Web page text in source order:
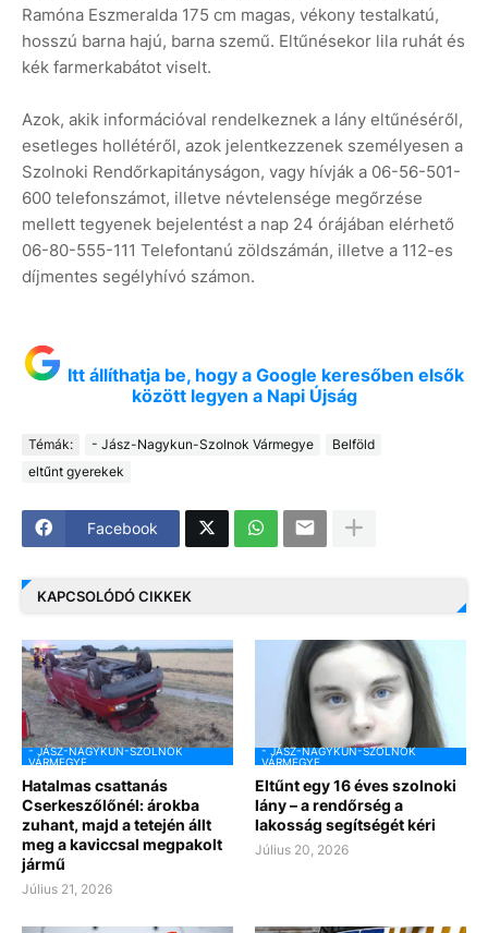
Ramóna Eszmeralda 175 cm magas, vékony testalkatú,
hosszú barna hajú, barna szemű. Eltűnésekor lila ruhát és
kék farmerkabátot viselt.
Azok, akik információval rendelkeznek a lány eltűnéséről,
esetleges hollétéről, azok jelentkezzenek személyesen a
Szolnoki Rendőrkapitányságon, vagy hívják a 06-56-501-
600 telefonszámot, illetve névtelensége megőrzése
mellett tegyenek bejelentést a nap 24 órájában elérhető
06-80-555-111 Telefontanú zöldszámán, illetve a 112-es
díjmentes segélyhívó számon.
Itt állíthatja be, hogy a Google keresőben elsők
között legyen a Napi Újság
Témák: - Jász-Nagykun-Szolnok Vármegye
Belföld
eltűnt gyerekek
Facebook
KAPCSOLÓDÓ CIKKEK
- JÁSZ-NAGYKUN-SZOLNOK
VÁRMEGYE
Hatalmas csattanás
Cserkeszőlőnél: árokba
zuhant, majd a tetején állt
meg a kaviccsal megpakolt
jármű
Július 21, 2026
- JÁSZ-NAGYKUN-SZOLNOK
VÁRMEGYE
Eltűnt egy 16 éves szolnoki
lány – a rendőrség a
lakosság segítségét kéri
Július 20, 2026